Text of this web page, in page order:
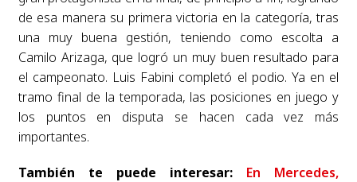
de esa manera su primera victoria en la categoría, tras
una muy buena gestión, teniendo como escolta a
Camilo Arizaga, que logró un muy buen resultado para
el campeonato. Luis Fabini completó el podio. Ya en el
tramo final de la temporada, las posiciones en juego y
los puntos en disputa se hacen cada vez más
importantes.
También te puede interesar: En Mercedes,